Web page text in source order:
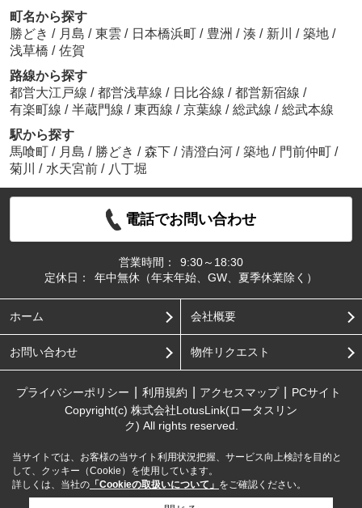
町名から探す
勝どき / 月島 / 東雲 / 日本橋浜町 / 豊洲 / 湊 / 新川 / 築地 /
浅草橋 / 佐賀
路線から探す
都営大江戸線 / 都営浅草線 / 日比谷線 / 都営新宿線 /
有楽町線 / 半蔵門線 / 東西線 / 京葉線 / 総武線 / 総武本線
駅から探す
馬喰町 / 月島 / 勝どき / 森下 / 清澄白河 / 築地 / 門前仲町 /
菊川
/ 水天宮前 / 八丁堀
電話でお問い合わせ
営業時間：
9:30～18:30
定休日：
年中無休（年末年始、GW、夏季休業除く）
ホーム 会社概要
お問い合わせ 物件リクエスト
プライバシーポリシー 利用規約 アクセスマップ
PCサイト
Copyright(c) 株式会社LotusLink(ロータスリン
ク) All rights reserved.
当サイトでは、お客様の当サイト利用状況把握、サービス向上検討を目的と
して、クッキー（Cookie）を使用しています。
詳しくは、当社の 「Cookieの取扱いについて」 をご確認ください。